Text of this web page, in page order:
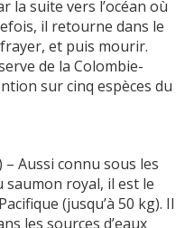
la suite vers l’océan où
il retourne dans le
et puis mourir.
de la Colombie-
sur cinq espèces du
Aussi connu sous les
saumon royal, il est le
(jusqu’à 50 kg). Il
les sources d’eaux